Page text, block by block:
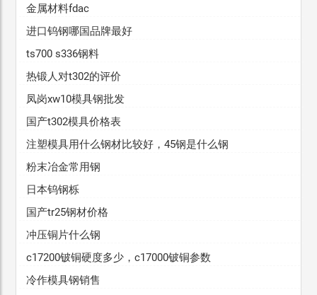
金属材料fdac
进口钨钢哪国品牌最好
ts700 s336钢料
热锻人对t302的评价
凤岗xw10模具钢批发
国产t302模具价格表
注塑模具用什么钢材比较好，45钢是什么钢
粉末冶金常用钢
日本钨钢栎
国产tr25钢材价格
冲压铜片什么钢
c17200铍铜硬度多少，c17000铍铜参数
冷作模具钢销售